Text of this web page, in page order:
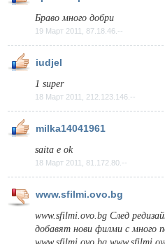
Браво много добри
19 Март 2011, 87.18.46.--
iudjel
1 super
18 Март 2011, 212.123.146.--
milka14041961
saita e ok
18 Март 2011, 81.172.80.--
www.sfilmi.ovo.bg
www.sfilmi.ovo.bg След
добавят нови филми с много